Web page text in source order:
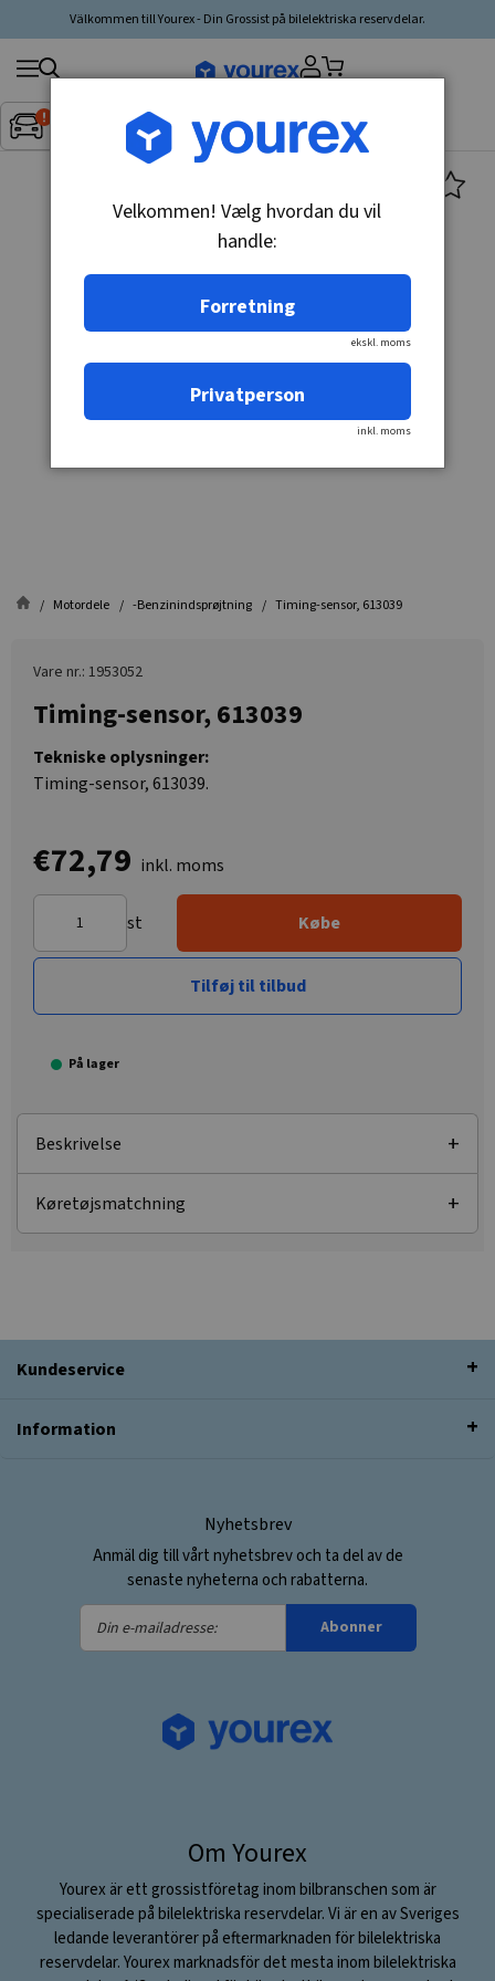
Välkommen till Yourex - Din Grossist på bilelektriska reservdelar.
Inget fordon valt▼
Søg
produkt,
producent,
Motordele -Benzinindsprøjtning Timing-sensor, 613039
Vare nr.: 1953052
Timing-sensor, 613039
Tekniske oplysninger:
Timing-sensor, 613039.
€72,79 inkl. moms
st Købe
Tilføj til tilbud
På lager
Beskrivelse
Køretøjsmatchning
Kundeservice
Information
Nyhetsbrev
Anmäl dig till vårt nyhetsbrev och ta del av de
senaste nyheterna och rabatterna.
Din
e-
Abonner
Om Yourex
Yourex är ett grossistföretag inom bilbranschen som är
specialiserade på bilelektriska reservdelar. Vi är en av Sveriges
ledande leverantörer på eftermarknaden för bilelektriska
reservdelar. Yourex marknadsför det mesta inom bilelektriska
Velkommen! Vælg hvordan du vil
handle:
Forretning
ekskl. moms
Privatperson
inkl. moms